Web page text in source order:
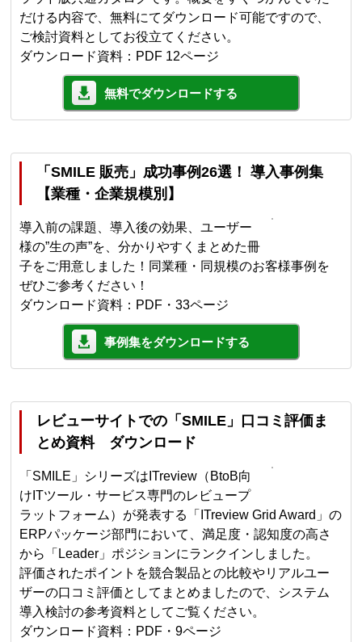
だける内容で、無料にてダウンロード可能ですので、
ご検討資料としてお役立てください。
ダウンロード資料：PDF 12ページ
無料でダウンロードする
「SMILE 販売」成功事例26選！ 導入事例集
【業種・企業規模別】
導入前の課題、導入後の効果、ユーザー
様の”生の声”を、分かりやすくまとめた冊
子をご用意しました！同業種・同規模のお客様事例を
ぜひご参考ください！
ダウンロード資料：PDF・33ページ
事例集をダウンロードする
レビューサイトでの「SMILE」口コミ評価ま
とめ資料 ダウンロード
「SMILE」シリーズはITreview（BtoB向
けITツール・サービス専門のレビュープ
ラットフォーム）が発表する「ITreview Grid Award」の
ERPパッケージ部門において、満足度・認知度の高さ
から「Leader」ポジションにランクインしました。
評価されたポイントを競合製品との比較やリアルユー
ザーの口コミ評価としてまとめましたので、システム
導入検討の参考資料としてご覧ください。
ダウンロード資料：PDF・9ページ